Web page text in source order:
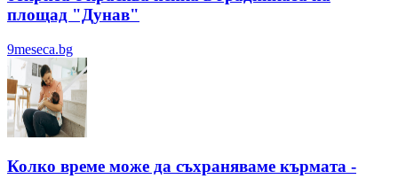
площад "Дунав"
9meseca.bg
Колко време може да съхраняваме кърмата -